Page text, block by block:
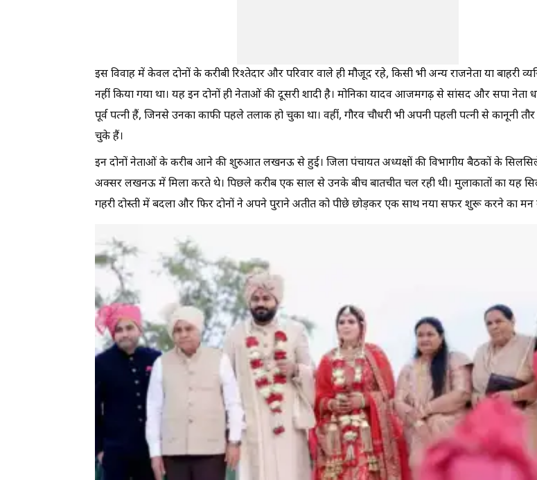
इस विवाह में केवल दोनों के करीबी रिश्तेदार और परिवार वाले ही मौजूद रहे, किसी भी अन्य राजनेता या बाहरी
नहीं किया गया था। यह इन दोनों ही नेताओं की दूसरी शादी है। मोनिका यादव आजमगढ़ से सांसद और सपा नेता
पूर्व पत्नी हैं, जिनसे उनका काफी पहले तलाक हो चुका था। वहीं, गौरव चौधरी भी अपनी पहली पत्नी से कानूनी
चुके हैं।
इन दोनों नेताओं के करीब आने की शुरुआत लखनऊ से हुई। जिला पंचायत अध्यक्षों की विभागीय बैठकों के
अक्सर लखनऊ में मिला करते थे। पिछले करीब एक साल से उनके बीच बातचीत चल रही थी। मुलाकातों का यह
गहरी दोस्ती में बदला और फिर दोनों ने अपने पुराने अतीत को पीछे छोड़कर एक साथ नया सफर शुरू करने का मन